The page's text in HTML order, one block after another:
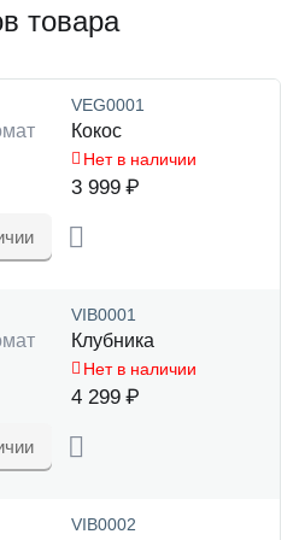
товара
VEG0001
Кокос
Нет в наличии
3 999 ₽
VIB0001
Клубника
Нет в наличии
4 299 ₽
VIB0002